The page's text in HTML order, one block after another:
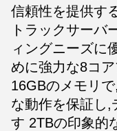
信頼性を提供す
トラックサーバ
ィングニーズに
めに強力な8コ
16GBのメモリ
な動作を保証し,
す 2TBの印象的